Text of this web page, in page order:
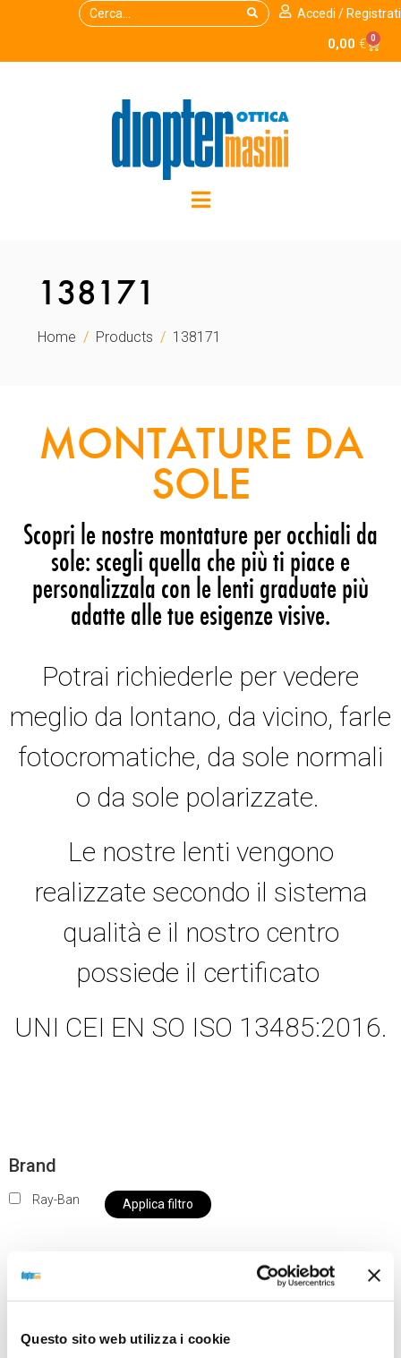
Questo sito web utilizza i cookie
Accedi / Registrati
0,00 € 0
138171
Home Products 138171
MONTATURE DA
SOLE
Scopri le nostre montature per occhiali da
sole: scegli quella che più ti piace e
personalizzala con le lenti graduate più
adatte alle tue esigenze visive.
Potrai richiederle per vedere
meglio da lontano, da vicino, farle
fotocromatiche, da sole normali
o da sole polarizzate.
Le nostre lenti vengono
realizzate secondo il sistema
qualità e il nostro centro
possiede il certificato
UNI CEI EN SO ISO 13485:2016.
Brand
Ray-Ban Applica filtro
nostro negozio non saranno disponibili per la